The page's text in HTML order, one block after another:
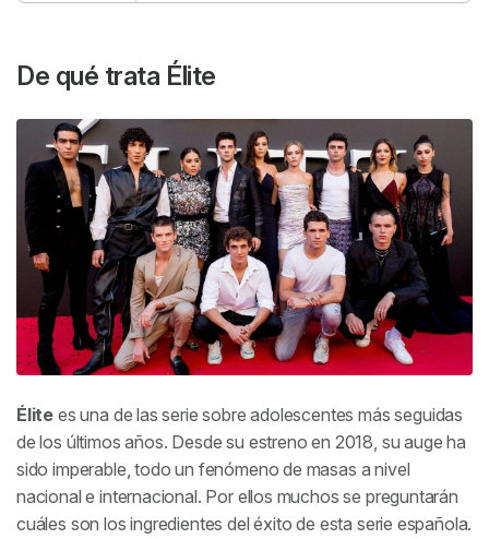
De qué trata Élite
Élite es una de las serie sobre adolescentes más seguidas
de los últimos años. Desde su estreno en 2018, su auge ha
sido imperable, todo un fenómeno de masas a nivel
nacional e internacional. Por ellos muchos se preguntarán
cuáles son los ingredientes del éxito de esta serie española.